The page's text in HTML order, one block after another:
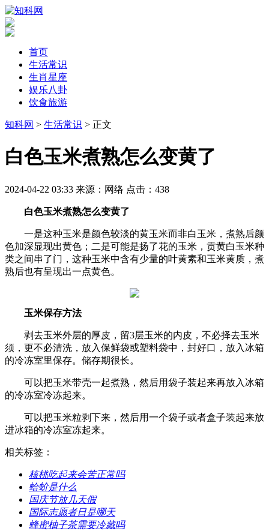
首页
生活常识
生肖星座
娱乐八卦
饮食旅游
知科网 > 生活常识 > 正文
​白色玉米煮熟怎么变黄了
2024-04-22 03:33 来源：网络 点击： 438
白色玉米煮熟怎么变黄了
一是这种玉米是颜色较淡的黄玉米而非白玉米，煮熟后颜
色加深显现出黄色；二是可能是扬了花的玉米，贡黄白玉米种
类之间串了门，这种玉米中含有少量的叶黄素和玉米黄质，煮
熟后也有呈现出一点黄色。
玉米保存方法
剥去玉米外层的厚皮，留3层玉米的内皮，不必择去玉米
须，更不必清洗，放入保鲜袋或塑料袋中，封好口，放入冰箱
的冷冻室里保存。储存期很长。
可以把玉米带壳一起煮熟，然后用袋子装起来再放入冰箱
的冷冻室冷冻起来。
可以把玉米粒剥下来，然后用一个袋子或者盒子装起来放
进冰箱的冷冻室冻起来。
相关标签：
​核桃吃起来会苦正常吗
​蛤蚧是什么
​国庆节放几天假
​国际志愿者日是哪天
​蜂蜜柚子茶需要冷藏吗